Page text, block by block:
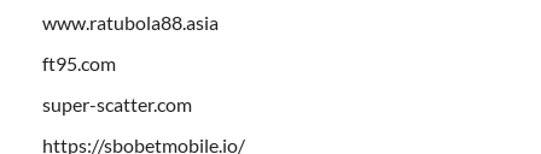
www.ratubola88.asia
ft95.com
super-scatter.com
https://sbobetmobile.io/